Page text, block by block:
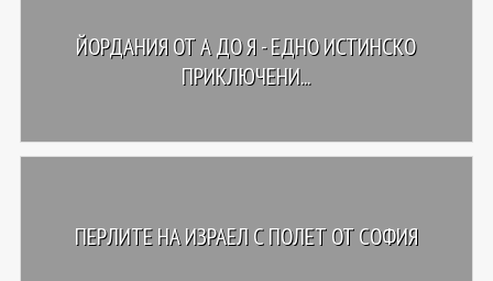
ЙОРДАНИЯ ОТ А ДО Я - ЕДНО ИСТИНСКО
ПРИКЛЮЧЕНИ...
ПЕРЛИТЕ НА ИЗРАЕЛ С ПОЛЕТ ОТ СОФИЯ